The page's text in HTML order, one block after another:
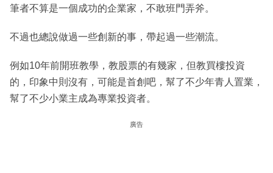
筆者不算是一個成功的企業家，不敢班門弄斧。
不過也總說做過一些創新的事，帶起過一些潮流。
例如10年前開班教學，教股票的有幾家，但教買樓投資
的，印象中則沒有，可能是首創吧，幫了不少年青人置業，
幫了不少小業主成為專業投資者。
廣告